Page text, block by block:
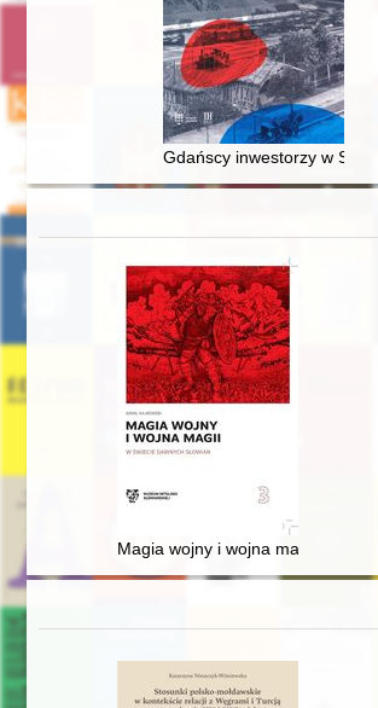
Gdańscy inwestorzy w
Magia wojny i wojna magii w